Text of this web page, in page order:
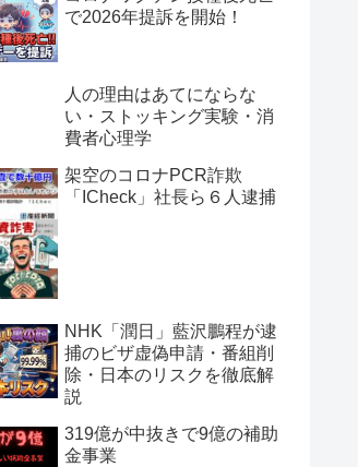
で2026年提訴を開始！
人の理由はあてにならな
い・ストッキング実験・消
費者心理学
架空のコロナPCR詐欺
「ICheck」社長ら６人逮捕
NHK「潤日」藍沢鵬程が逮
捕のビザ虚偽申請・番組削
除・日本のリスクを徹底解
説
319億が中抜きで9億の補助
金事業